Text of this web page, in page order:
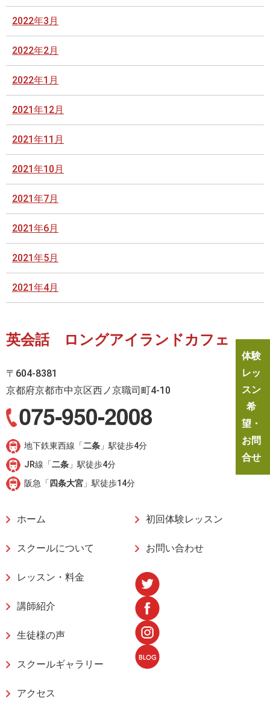
2022年3月
2022年2月
2022年1月
2021年12月
2021年11月
2021年10月
2021年7月
2021年6月
2021年5月
2021年4月
英会話 ロングアイランドカフェ
〒604-8381
京都府京都市中京区西ノ京職司町4-10
地下鉄東西線「二条 」駅徒歩4分
JR線「二条 」駅徒歩4分
阪急「 四条大宮 」駅徒歩14分
ホーム
スクールについて
レッスン・料金
講師紹介
生徒様の声
スクールギャラリー
アクセス
初回体験レッスン
お問い合わせ
体験
レッ
スン
希
望・
お問
合せ